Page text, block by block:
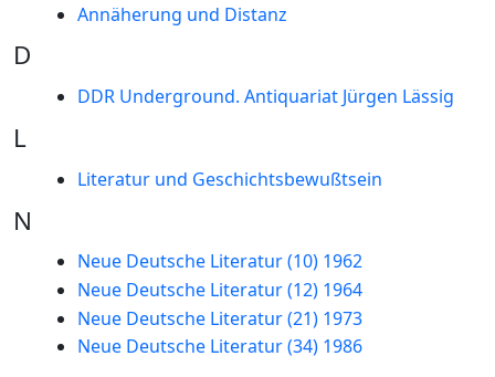
Annäherung und Distanz
D
DDR Underground. Antiquariat Jürgen Lässig
L
Literatur und Geschichtsbewußtsein
N
Neue Deutsche Literatur (10) 1962
Neue Deutsche Literatur (12) 1964
Neue Deutsche Literatur (21) 1973
Neue Deutsche Literatur (34) 1986